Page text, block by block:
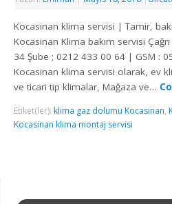
Kocasinan klima servisi | Tamir,
Kocasinan Klima bakım servisi
34 Şube ; 0212 433 00 64 | GSM :
Kocasinan klima servisi olarak, ev
ve ticari tip klimalar, Mağaza ve…
Etiket(ler): klima gaz dolumu Kocasinan,
Kocasinan klima montaj servisi